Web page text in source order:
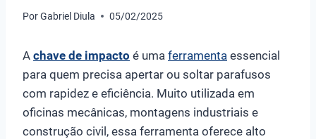
PorGabriel Diula 05/02/2025
A chave de impacto é uma ferramenta essencial
para quem precisa apertar ou soltar parafusos
com rapidez e eficiência. Muito utilizada em
oficinas mecânicas, montagens industriais e
construção civil, essa ferramenta oferece alto